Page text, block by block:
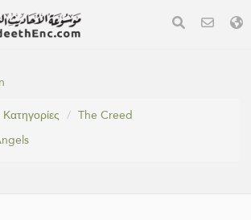
Κατηγορίες
The Creed